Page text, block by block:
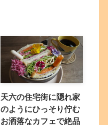
天六の住宅街に隠れ家
のようにひっそり佇む
お洒落なカフェで絶品